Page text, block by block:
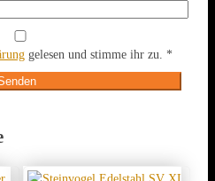
gelesen und stimme ihr zu. *